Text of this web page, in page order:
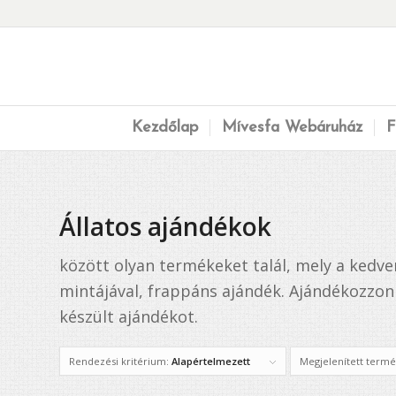
Kezdőlap Mívesfa Webáruház
Állatos ajándékok
között olyan termékeket talál, mely a
mintájával, frappáns ajándék.
készült ajándékot.
Rendezési kritérium: Alapértelmezett Megjelenített